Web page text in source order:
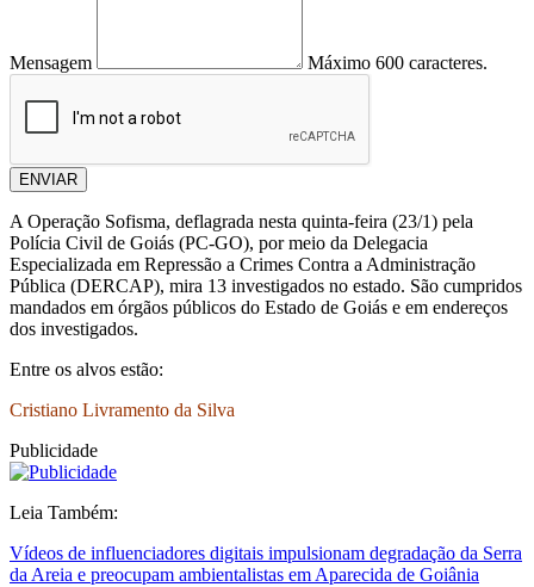
Mensagem Máximo 600 caracteres.
ENVIAR
A Operação Sofisma, deflagrada nesta quinta-feira (23/1) pela
Polícia Civil de Goiás (PC-GO), por meio da Delegacia
Especializada em Repressão a Crimes Contra a Administração
Pública (DERCAP), mira 13 investigados no estado. São cumpridos
mandados em órgãos públicos do Estado de Goiás e em endereços
dos investigados.
Entre os alvos estão:
Cristiano Livramento da Silva
Publicidade
Leia Também:
Vídeos de influenciadores digitais impulsionam degradação da Serra
da Areia e preocupam ambientalistas em Aparecida de Goiânia